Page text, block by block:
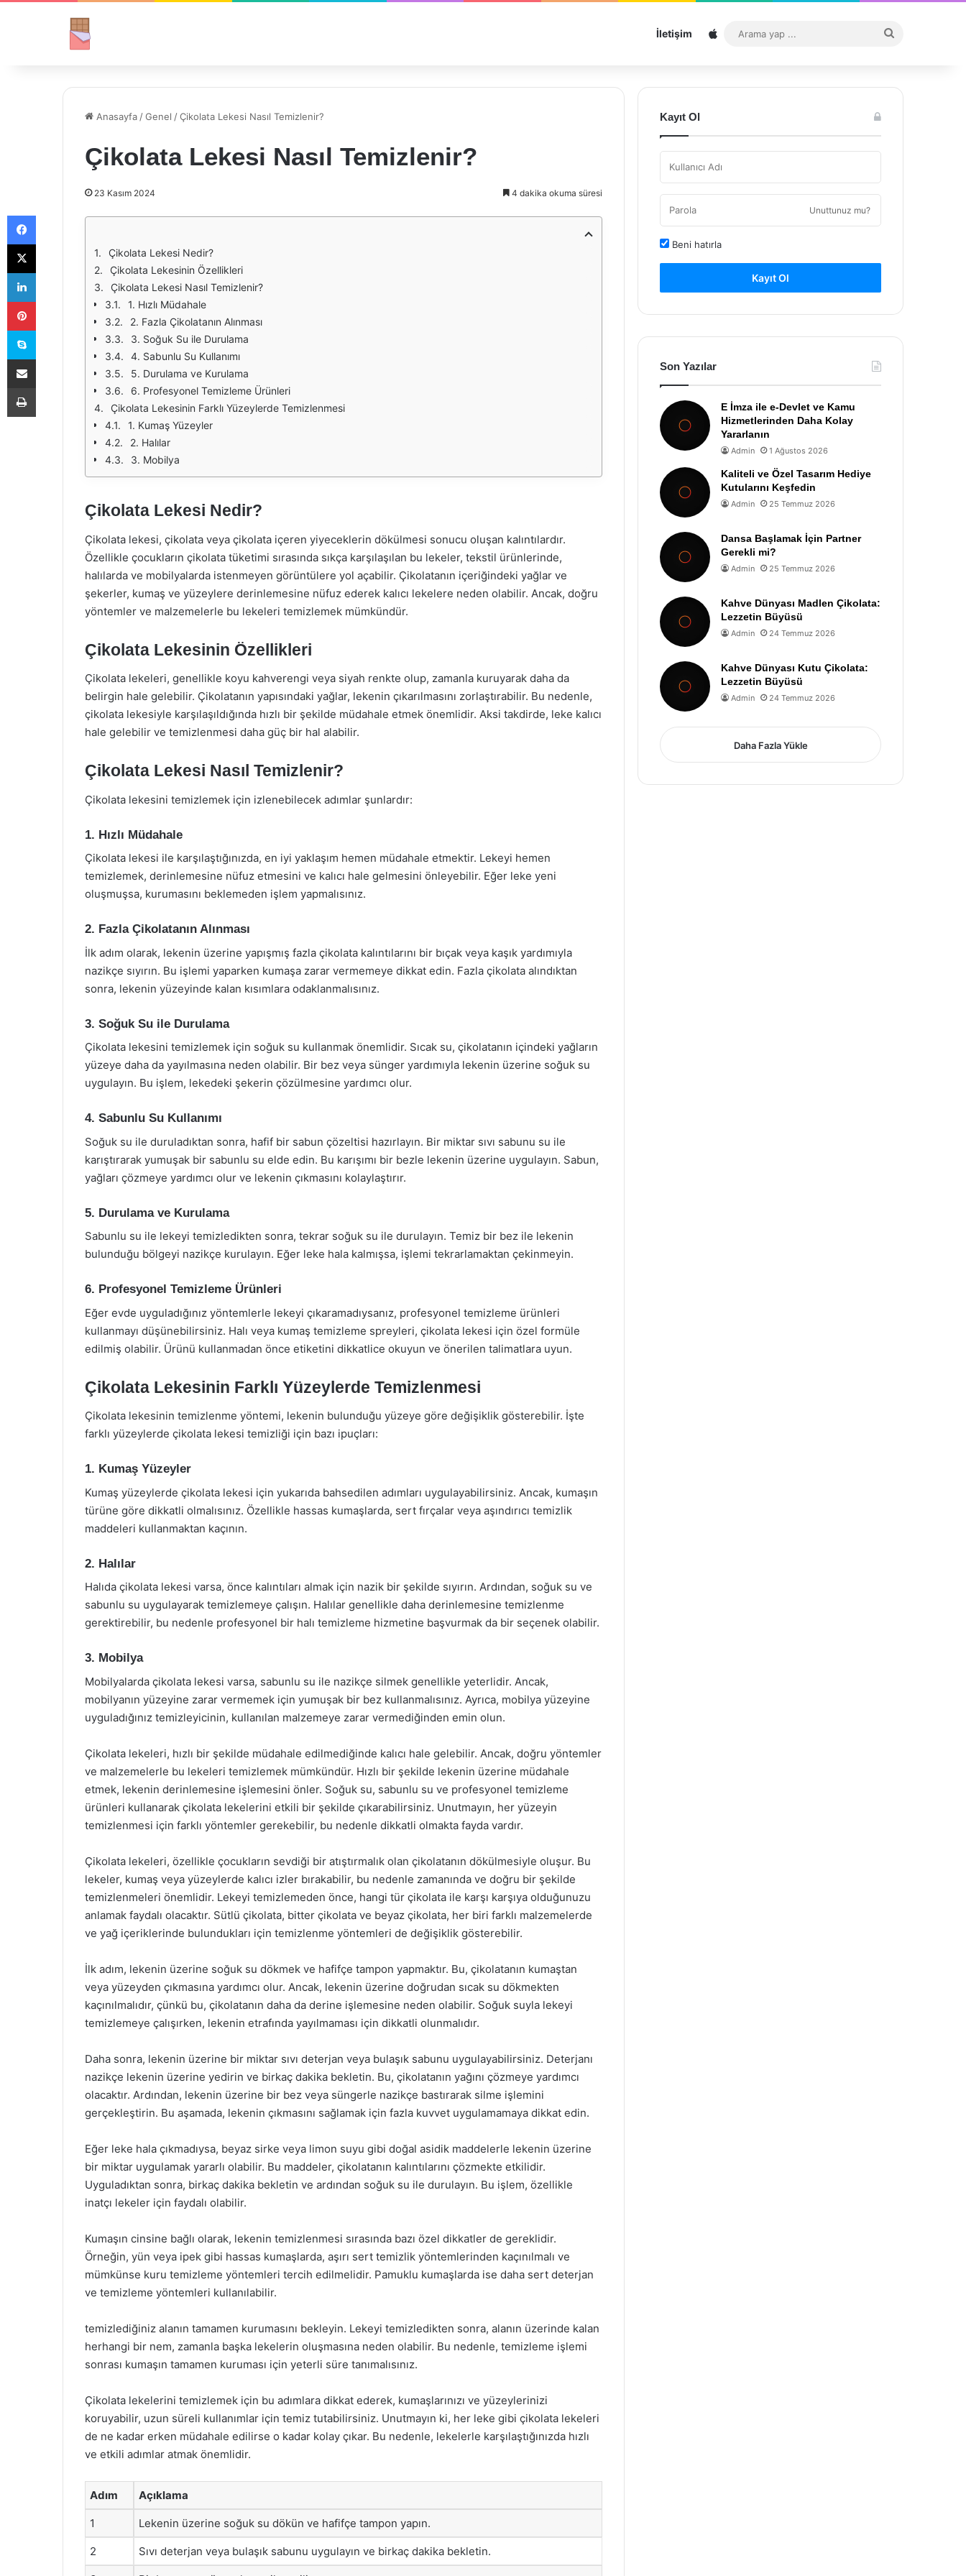
İletişim Sitemap
...
Anasayfa /Genel /Çikolata Lekesi Nasıl Temizlenir?
Çikolata Lekesi Nasıl Temizlenir?
23 Kasım 2024 4 dakika okuma süresi
Çikolata Lekesi Nedir?
Çikolata Lekesinin Özellikleri
Çikolata Lekesi Nasıl Temizlenir?
1. Hızlı Müdahale
2. Fazla Çikolatanın Alınması
3. Soğuk Su ile Durulama
4. Sabunlu Su Kullanımı
5. Durulama ve Kurulama
6. Profesyonel Temizleme Ürünleri
Çikolata Lekesinin Farklı Yüzeylerde Temizlenmesi
1. Kumaş Yüzeyler
2. Halılar
3. Mobilya
Çikolata Lekesi Nedir?
Çikolata lekesi, çikolata veya çikolata içeren yiyeceklerin dökülmesi sonucu oluşan kalıntılardır.
Özellikle çocukların çikolata tüketimi sırasında sıkça karşılaşılan bu lekeler, tekstil ürünlerinde,
halılarda ve mobilyalarda istenmeyen görüntülere yol açabilir. Çikolatanın içeriğindeki yağlar ve
şekerler, kumaş ve yüzeylere derinlemesine nüfuz ederek kalıcı lekelere neden olabilir. Ancak, doğru
yöntemler ve malzemelerle bu lekeleri temizlemek mümkündür.
Çikolata Lekesinin Özellikleri
Çikolata lekeleri, genellikle koyu kahverengi veya siyah renkte olup, zamanla kuruyarak daha da
belirgin hale gelebilir. Çikolatanın yapısındaki yağlar, lekenin çıkarılmasını zorlaştırabilir. Bu nedenle,
çikolata lekesiyle karşılaşıldığında hızlı bir şekilde müdahale etmek önemlidir. Aksi takdirde, leke kalıcı
hale gelebilir ve temizlenmesi daha güç bir hal alabilir.
Çikolata Lekesi Nasıl Temizlenir?
Çikolata lekesini temizlemek için izlenebilecek adımlar şunlardır:
1. Hızlı Müdahale
Çikolata lekesi ile karşılaştığınızda, en iyi yaklaşım hemen müdahale etmektir. Lekeyi hemen
temizlemek, derinlemesine nüfuz etmesini ve kalıcı hale gelmesini önleyebilir. Eğer leke yeni
oluşmuşsa, kurumasını beklemeden işlem yapmalısınız.
2. Fazla Çikolatanın Alınması
İlk adım olarak, lekenin üzerine yapışmış fazla çikolata kalıntılarını bir bıçak veya kaşık yardımıyla
nazikçe sıyırın. Bu işlemi yaparken kumaşa zarar vermemeye dikkat edin. Fazla çikolata alındıktan
sonra, lekenin yüzeyinde kalan kısımlara odaklanmalısınız.
3. Soğuk Su ile Durulama
Çikolata lekesini temizlemek için soğuk su kullanmak önemlidir. Sıcak su, çikolatanın içindeki yağların
yüzeye daha da yayılmasına neden olabilir. Bir bez veya sünger yardımıyla lekenin üzerine soğuk su
uygulayın. Bu işlem, lekedeki şekerin çözülmesine yardımcı olur.
4. Sabunlu Su Kullanımı
Soğuk su ile duruladıktan sonra, hafif bir sabun çözeltisi hazırlayın. Bir miktar sıvı sabunu su ile
karıştırarak yumuşak bir sabunlu su elde edin. Bu karışımı bir bezle lekenin üzerine uygulayın. Sabun,
yağları çözmeye yardımcı olur ve lekenin çıkmasını kolaylaştırır.
5. Durulama ve Kurulama
Sabunlu su ile lekeyi temizledikten sonra, tekrar soğuk su ile durulayın. Temiz bir bez ile lekenin
bulunduğu bölgeyi nazikçe kurulayın. Eğer leke hala kalmışsa, işlemi tekrarlamaktan çekinmeyin.
6. Profesyonel Temizleme Ürünleri
Eğer evde uyguladığınız yöntemlerle lekeyi çıkaramadıysanız, profesyonel temizleme ürünleri
kullanmayı düşünebilirsiniz. Halı veya kumaş temizleme spreyleri, çikolata lekesi için özel formüle
edilmiş olabilir. Ürünü kullanmadan önce etiketini dikkatlice okuyun ve önerilen talimatlara uyun.
Çikolata Lekesinin Farklı Yüzeylerde Temizlenmesi
Çikolata lekesinin temizlenme yöntemi, lekenin bulunduğu yüzeye göre değişiklik gösterebilir. İşte
farklı yüzeylerde çikolata lekesi temizliği için bazı ipuçları:
1. Kumaş Yüzeyler
Kumaş yüzeylerde çikolata lekesi için yukarıda bahsedilen adımları uygulayabilirsiniz. Ancak, kumaşın
türüne göre dikkatli olmalısınız. Özellikle hassas kumaşlarda, sert fırçalar veya aşındırıcı temizlik
maddeleri kullanmaktan kaçının.
2. Halılar
Halıda çikolata lekesi varsa, önce kalıntıları almak için nazik bir şekilde sıyırın. Ardından, soğuk su ve
sabunlu su uygulayarak temizlemeye çalışın. Halılar genellikle daha derinlemesine temizlenme
gerektirebilir, bu nedenle profesyonel bir halı temizleme hizmetine başvurmak da bir seçenek olabilir.
3. Mobilya
Mobilyalarda çikolata lekesi varsa, sabunlu su ile nazikçe silmek genellikle yeterlidir. Ancak,
mobilyanın yüzeyine zarar vermemek için yumuşak bir bez kullanmalısınız. Ayrıca, mobilya yüzeyine
uyguladığınız temizleyicinin, kullanılan malzemeye zarar vermediğinden emin olun.
Çikolata lekeleri, hızlı bir şekilde müdahale edilmediğinde kalıcı hale gelebilir. Ancak, doğru yöntemler
ve malzemelerle bu lekeleri temizlemek mümkündür. Hızlı bir şekilde lekenin üzerine müdahale
etmek, lekenin derinlemesine işlemesini önler. Soğuk su, sabunlu su ve profesyonel temizleme
ürünleri kullanarak çikolata lekelerini etkili bir şekilde çıkarabilirsiniz. Unutmayın, her yüzeyin
temizlenmesi için farklı yöntemler gerekebilir, bu nedenle dikkatli olmakta fayda vardır.
Çikolata lekeleri, özellikle çocukların sevdiği bir atıştırmalık olan çikolatanın dökülmesiyle oluşur. Bu
lekeler, kumaş veya yüzeylerde kalıcı izler bırakabilir, bu nedenle zamanında ve doğru bir şekilde
temizlenmeleri önemlidir. Lekeyi temizlemeden önce, hangi tür çikolata ile karşı karşıya olduğunuzu
anlamak faydalı olacaktır. Sütlü çikolata, bitter çikolata ve beyaz çikolata, her biri farklı malzemelerde
ve yağ içeriklerinde bulundukları için temizlenme yöntemleri de değişiklik gösterebilir.
İlk adım, lekenin üzerine soğuk su dökmek ve hafifçe tampon yapmaktır. Bu, çikolatanın kumaştan
veya yüzeyden çıkmasına yardımcı olur. Ancak, lekenin üzerine doğrudan sıcak su dökmekten
kaçınılmalıdır, çünkü bu, çikolatanın daha da derine işlemesine neden olabilir. Soğuk suyla lekeyi
temizlemeye çalışırken, lekenin etrafında yayılmaması için dikkatli olunmalıdır.
Daha sonra, lekenin üzerine bir miktar sıvı deterjan veya bulaşık sabunu uygulayabilirsiniz. Deterjanı
nazikçe lekenin üzerine yedirin ve birkaç dakika bekletin. Bu, çikolatanın yağını çözmeye yardımcı
olacaktır. Ardından, lekenin üzerine bir bez veya süngerle nazikçe bastırarak silme işlemini
gerçekleştirin. Bu aşamada, lekenin çıkmasını sağlamak için fazla kuvvet uygulamamaya dikkat edin.
Eğer leke hala çıkmadıysa, beyaz sirke veya limon suyu gibi doğal asidik maddelerle lekenin üzerine
bir miktar uygulamak yararlı olabilir. Bu maddeler, çikolatanın kalıntılarını çözmekte etkilidir.
Uyguladıktan sonra, birkaç dakika bekletin ve ardından soğuk su ile durulayın. Bu işlem, özellikle
inatçı lekeler için faydalı olabilir.
Kumaşın cinsine bağlı olarak, lekenin temizlenmesi sırasında bazı özel dikkatler de gereklidir.
Örneğin, yün veya ipek gibi hassas kumaşlarda, aşırı sert temizlik yöntemlerinden kaçınılmalı ve
mümkünse kuru temizleme yöntemleri tercih edilmelidir. Pamuklu kumaşlarda ise daha sert deterjan
ve temizleme yöntemleri kullanılabilir.
temizlediğiniz alanın tamamen kurumasını bekleyin. Lekeyi temizledikten sonra, alanın üzerinde kalan
herhangi bir nem, zamanla başka lekelerin oluşmasına neden olabilir. Bu nedenle, temizleme işlemi
sonrası kumaşın tamamen kuruması için yeterli süre tanımalısınız.
Çikolata lekelerini temizlemek için bu adımlara dikkat ederek, kumaşlarınızı ve yüzeylerinizi
koruyabilir, uzun süreli kullanımlar için temiz tutabilirsiniz. Unutmayın ki, her leke gibi çikolata lekeleri
de ne kadar erken müdahale edilirse o kadar kolay çıkar. Bu nedenle, lekelerle karşılaştığınızda hızlı
ve etkili adımlar atmak önemlidir.
Adım Açıklama
1 Lekenin üzerine soğuk su dökün ve hafifçe tampon yapın.
2 Sıvı deterjan veya bulaşık sabunu uygulayın ve birkaç dakika bekletin.
Kayıt Ol
Unuttunuz mu?
Beni hatırla
Kayıt Ol
Son Yazılar
E İmza ile e-Devlet ve Kamu
Hizmetlerinden Daha Kolay
Yararlanın
Admin 1 Ağustos 2026
Kaliteli ve Özel Tasarım Hediye
Kutularını Keşfedin
Admin 25 Temmuz 2026
Dansa Başlamak İçin Partner
Gerekli mi?
Admin 25 Temmuz 2026
Kahve Dünyası Madlen Çikolata:
Lezzetin Büyüsü
Admin 24 Temmuz 2026
Kahve Dünyası Kutu Çikolata:
Lezzetin Büyüsü
Admin 24 Temmuz 2026
Daha Fazla Yükle
Facebook
X
LinkedIn
Pinterest
Skype
E-Posta ile paylaş